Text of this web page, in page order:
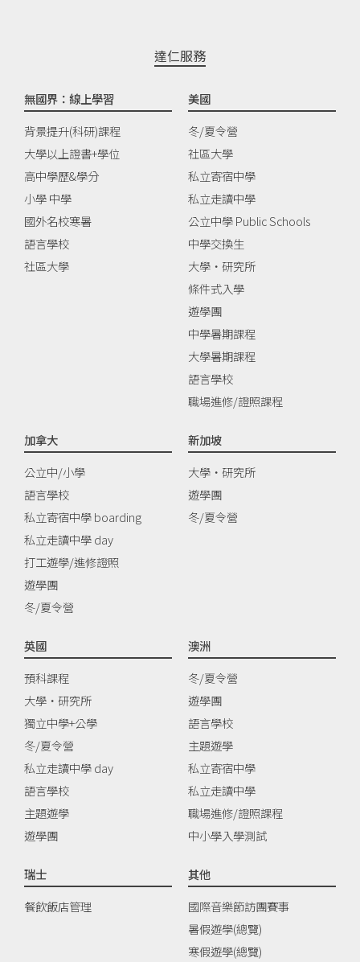
達仁服務
無國界：線上學習
背景提升(科研)課程
大學以上證書+學位
高中學歷&學分
小學 中學
國外名校寒暑
語言學校
社區大學
美國
冬/夏令營
社區大學
私立寄宿中學
私立走讀中學
公立中學 Public Schools
中學交換生
大學‧研究所
條件式入學
遊學團
中學暑期課程
大學暑期課程
語言學校
職場進修/證照課程
加拿大
公立中/小學
語言學校
私立寄宿中學 boarding
私立走讀中學 day
打工遊學/進修證照
遊學團
冬/夏令營
新加坡
大學‧研究所
遊學團
冬/夏令營
英國
預科課程
大學‧研究所
獨立中學+公學
冬/夏令營
私立走讀中學 day
語言學校
主題遊學
遊學團
澳洲
冬/夏令營
遊學團
語言學校
主題遊學
私立寄宿中學
私立走讀中學
職場進修/證照課程
中小學入學測試
瑞士
餐飲飯店管理
其他
國際音樂節訪團賽事
暑假遊學(總覽)
寒假遊學(總覽)